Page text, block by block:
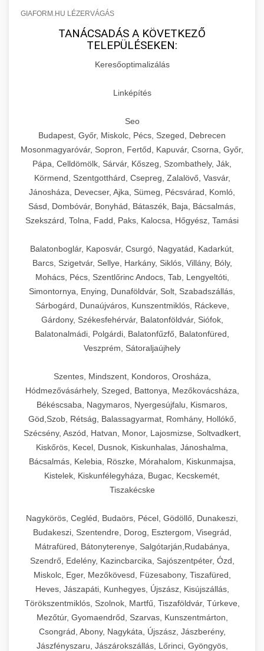
GIAFORM.HU LÉZERVÁGÁS
TANÁCSADÁS A KÖVETKEZŐ
TELEPÜLÉSEKEN:
Keresőoptimalizálás
Linképítés
Seo
Budapest, Győr, Miskolc, Pécs, Szeged, Debrecen
Mosonmagyaróvár, Sopron, Fertőd, Kapuvár, Csorna, Győr,
Pápa, Celldömölk, Sárvár, Kőszeg, Szombathely, Ják,
Körmend, Szentgotthárd, Csepreg, Zalalövő, Vasvár,
Jánosháza, Devecser, Ajka, Sümeg, Pécsvárad, Komló,
Sásd, Dombóvár, Bonyhád, Bátaszék, Baja, Bácsalmás,
Szekszárd, Tolna, Fadd, Paks, Kalocsa, Hőgyész, Tamási
Balatonboglár, Kaposvár, Csurgó, Nagyatád, Kadarkút,
Barcs, Szigetvár, Sellye, Harkány, Siklós, Villány, Bóly,
Mohács, Pécs, Szentlőrinc Andocs, Tab, Lengyeltóti,
Simontornya, Enying, Dunaföldvár, Solt, Szabadszállás,
Sárbogárd, Dunaújváros, Kunszentmiklós, Ráckeve,
Gárdony, Székesfehérvár, Balatonföldvár, Siófok,
Balatonalmádi, Polgárdi, Balatonfűzfő, Balatonfüred,
Veszprém, Sátoraljaújhely
Szentes, Mindszent, Kondoros, Orosháza,
Hódmezővásárhely, Szeged, Battonya, Mezőkovácsháza,
Békéscsaba, Nagymaros, Nyergesújfalu, Kismaros,
Göd,Szob, Rétság, Balassagyarmat, Romhány, Hollókő,
Szécsény, Aszód, Hatvan, Monor, Lajosmizse, Soltvadkert,
Kiskőrös, Kecel, Dusnok, Kiskunhalas, Jánoshalma,
Bácsalmás, Kelebia, Röszke, Mórahalom, Kiskunmajsa,
Kistelek, Kiskunfélegyháza, Bugac, Kecskemét,
Tiszakécske
Nagykörös, Cegléd, Budaörs, Pécel, Gödöllő, Dunakeszi,
Budakeszi, Szentendre, Dorog, Esztergom, Visegrád,
Mátrafüred, Bátonyterenye, Salgótarján,Rudabánya,
Szendrő, Edelény, Kazincbarcika, Sajószentpéter, Ózd,
Miskolc, Eger, Mezőkövesd, Füzesabony, Tiszafüred,
Heves, Jászapáti, Kunhegyes, Újszász, Kisújszállás,
Törökszentmiklós, Szolnok, Martfű, Tiszaföldvár, Túrkeve,
Mezőtúr, Gyomaendrőd, Szarvas, Kunszentmárton,
Csongrád, Abony, Nagykáta, Újszász, Jászberény,
Jászfényszaru, Jászárokszállás, Lőrinci, Gyöngyös,